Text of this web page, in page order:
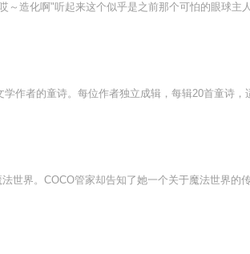
学作者的童诗。每位作者独立成辑，每辑20首童诗